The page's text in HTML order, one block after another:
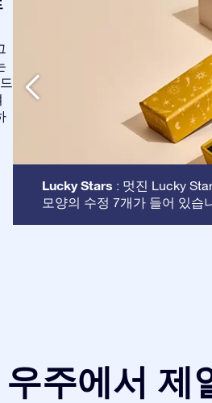
Lucky Stars : 멋진 Lucky
모양의 수정 7개가 들어 있습
우주에서 제